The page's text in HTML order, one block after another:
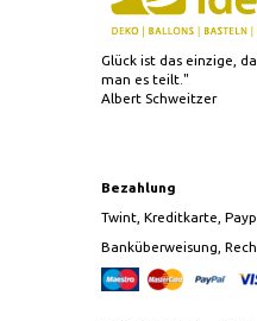
Glück ist das einzige,
man es teilt."
Albert Schweitzer
Bezahlung
Twint, Kreditkarte,
Banküberweisung,